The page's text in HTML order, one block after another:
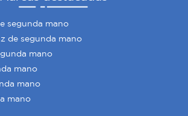
segunda mano
de segunda mano
mano
mano
mano
mano